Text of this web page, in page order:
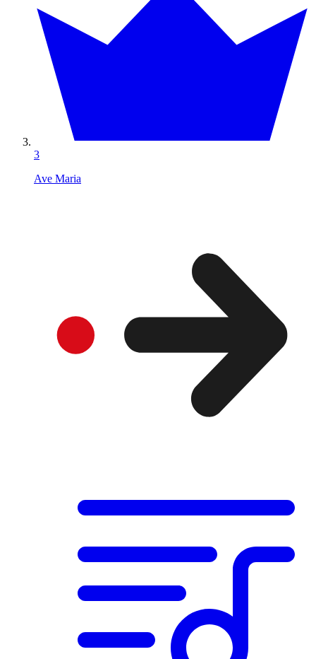
3
Ave Maria